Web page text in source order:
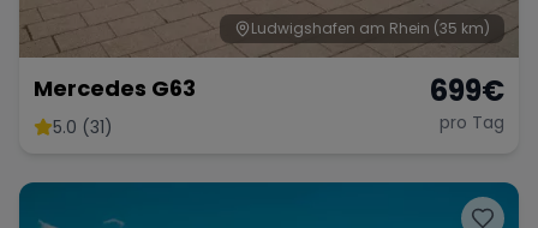
Ludwigshafen am Rhein (35 km)
Mercedes G63
5.0 (31)
699€
pro Tag